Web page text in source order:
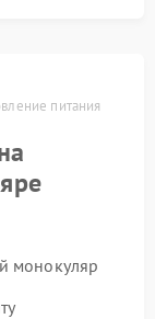
питания
монокуляр